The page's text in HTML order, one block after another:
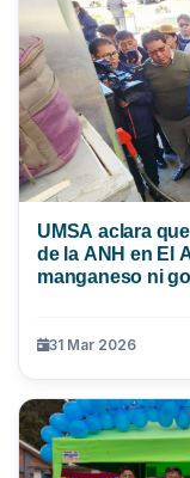
UMSA aclara
de la ANH en El
manganeso ni
31 Mar 2026